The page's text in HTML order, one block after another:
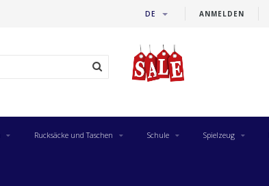
ANMELDEN
DE
Rucksäcke und Taschen Schule Spielzeug